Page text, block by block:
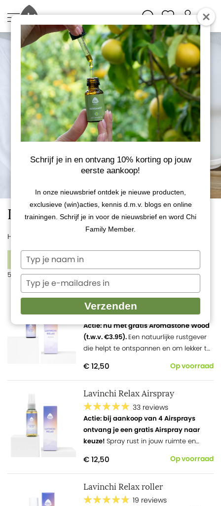
Lavinchi Relax - Ontspannend
Home
FILTERS
1
5 producten
Lavinchi Relax mix olie
104 reviews
Actie: nu met gratis Aromastone Wood
(t.w.v. €3.95). Een natuurlijke rustgever
die helpt te ontspannen en om lekker te
€ 12,50 Op voorraad
Lavinchi Relax Airspray
33 reviews
Actie: bij aankoop van 4 Airsprays
ontvang je een gratis Airspray naar
keuze!Spray rust in jouw ruimte en
slapen.
€ 12,50 Op voorraad
Lavinchi Relax roller
19 reviews
Schrijf je in en ontvang 10% korting op jouw
eerste aankoop!
In onze nieuwsbrief ontdek je nieuwe producten,
exclusieve (win)acties, kennis d.m.v. blogs en online
trainingen. Schrijf je in voor de nieuwsbrief en word Chi
Family Member.
Typ
je
naam
Typ
je
e-
mailadres
Verzenden